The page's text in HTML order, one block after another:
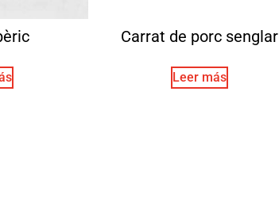
Carrat de porc senglar
Leer más